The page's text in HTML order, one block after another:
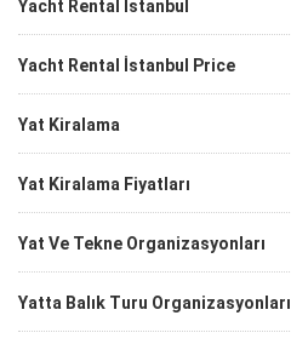
Yacht Rental Istanbul
Yacht Rental İstanbul Price
Yat Kiralama
Yat Kiralama Fiyatları
Yat Ve Tekne Organizasyonları
Yatta Balık Turu Organizasyonları